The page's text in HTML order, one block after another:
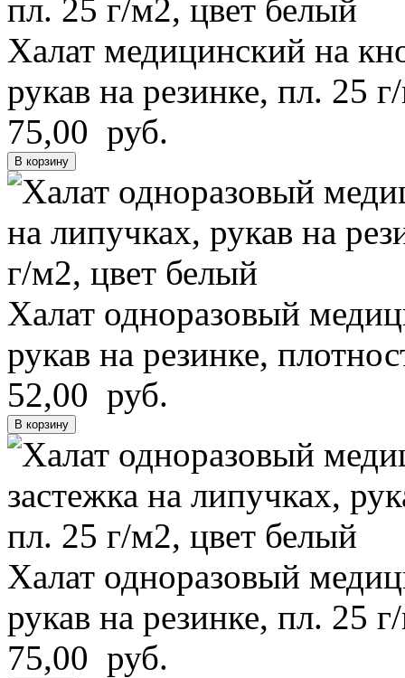
Халат медицинский на
рукав на резинке, пл. 25
75,00 руб.
В корзину
Халат одноразовый
рукав на резинке,
52,00 руб.
В корзину
Халат одноразовый
рукав на резинке, пл. 25
75,00 руб.